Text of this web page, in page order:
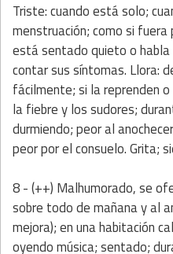
Triste: cuando está solo;
menstruación; como si fuera
está sentado quieto o habla
contar sus síntomas. Llora:
fácilmente; si la reprenden
la fiebre y los sudores;
durmiendo; peor al
peor por el consuelo. Grita;
8 - (++) Malhumorado, se
sobre todo de mañana y al
mejora); en una habitación
oyendo música; sentado;